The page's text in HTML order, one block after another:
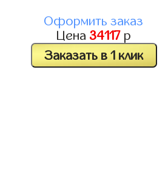
Оформить заказ
Цена 34117 р
Заказать в 1 клик